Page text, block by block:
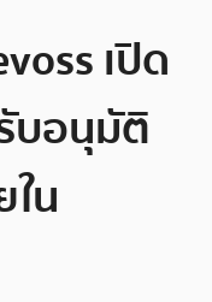
เปิด
บอนุมัติ
น